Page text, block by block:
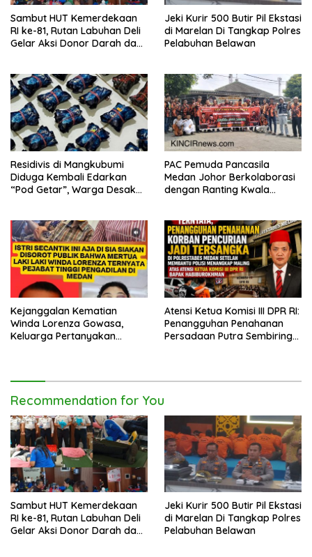
Sambut HUT Kemerdekaan
RI ke-81, Rutan Labuhan Deli
Gelar Aksi Donor Darah dan
Jeki Kurir 500 Butir Pil Ekstasi
di Marelan Di Tangkap Polres
Pelabuhan Belawan
Residivis di Mangkubumi
Diduga Kembali Edarkan
“Pod Getar”, Warga Desak
PAC Pemuda Pancasila
Medan Johor Berkolaborasi
dengan Ranting Kwala
Jemaah dan Pengguna Jalan
Kejanggalan Kematian
Winda Lorenza Gowasa,
Keluarga Pertanyakan
Atensi Ketua Komisi III DPR RI:
Penangguhan Penahanan
Persadaan Putra Sembiring
Recommendation for You
Sambut HUT Kemerdekaan
RI ke-81, Rutan Labuhan Deli
Gelar Aksi Donor Darah dan
Jeki Kurir 500 Butir Pil Ekstasi
di Marelan Di Tangkap Polres
Pelabuhan Belawan